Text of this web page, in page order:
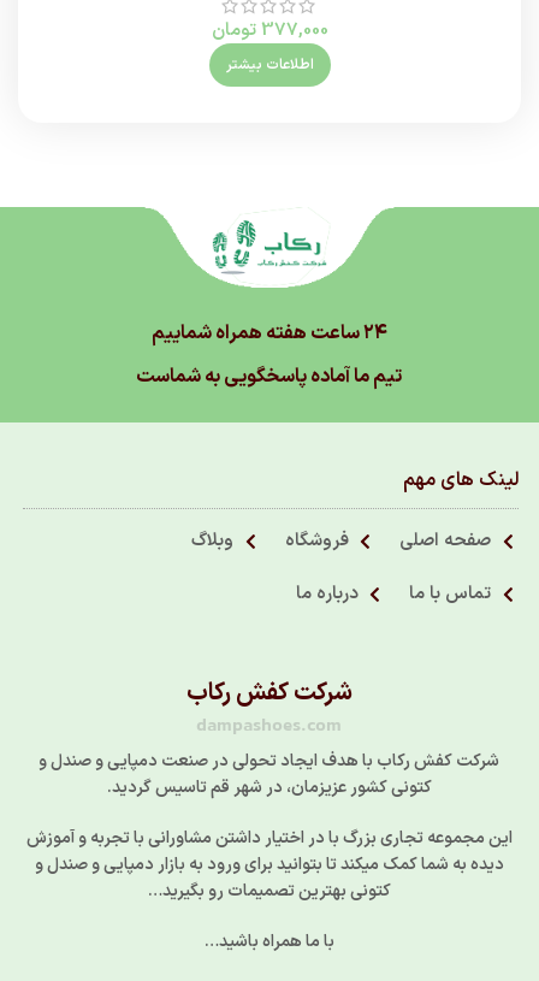
377,000 تومان
اطلاعات بیشتر
۲۴ ساعت هفته همراه شماییم
تیم ما آماده پاسخگویی به شماست
لینک های مهم
صفحه اصلی فروشگاه
وبلاگ
تماس با ما
درباره ما
شرکت کفش رکاب
dampashoes.com
شرکت کفش رکاب با هدف ایجاد تحولی در صنعت دمپایی و صندل و
کتونی کشور عزیزمان، در شهر قم تاسیس گردید.
این مجموعه تجاری بزرگ با در اختیار داشتن مشاورانی با تجربه و آموزش
دیده به شما کمک میکند تا بتوانید برای ورود به بازار دمپایی و صندل و
کتونی بهترین تصمیمات رو بگیرید…
با ما همراه باشید…